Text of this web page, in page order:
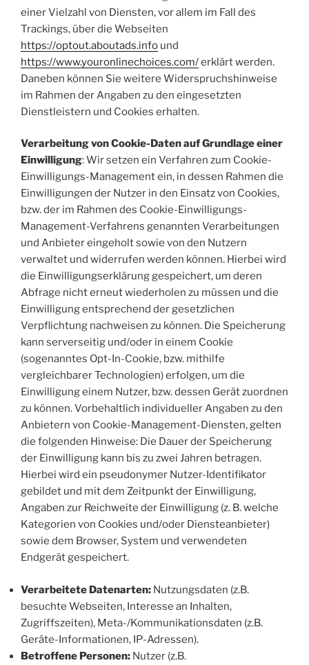
einer Vielzahl von Diensten, vor allem im Fall des
Trackings, über die Webseiten
https://optout.aboutads.info und
https://www.youronlinechoices.com/erklärt werden.
Daneben können Sie weitere Widerspruchshinweise
im Rahmen der Angaben zu den eingesetzten
Dienstleistern und Cookies erhalten.
Verarbeitung von Cookie-Daten auf Grundlage einer
Einwilligung: Wir setzen ein Verfahren zum Cookie-
Einwilligungs-Management ein, in dessen Rahmen die
Einwilligungen der Nutzer in den Einsatz von Cookies,
bzw. der im Rahmen des Cookie-Einwilligungs-
Management-Verfahrens genannten Verarbeitungen
und Anbieter eingeholt sowie von den Nutzern
verwaltet und widerrufen werden können. Hierbei wird
die Einwilligungserklärung gespeichert, um deren
Abfrage nicht erneut wiederholen zu müssen und die
Einwilligung entsprechend der gesetzlichen
Verpflichtung nachweisen zu können. Die Speicherung
kann serverseitig und/oder in einem Cookie
(sogenanntes Opt-In-Cookie, bzw. mithilfe
vergleichbarer Technologien) erfolgen, um die
Einwilligung einem Nutzer, bzw. dessen Gerät zuordnen
zu können. Vorbehaltlich individueller Angaben zu den
Anbietern von Cookie-Management-Diensten, gelten
die folgenden Hinweise: Die Dauer der Speicherung
der Einwilligung kann bis zu zwei Jahren betragen.
Hierbei wird ein pseudonymer Nutzer-Identifikator
gebildet und mit dem Zeitpunkt der Einwilligung,
Angaben zur Reichweite der Einwilligung (z. B. welche
Kategorien von Cookies und/oder Diensteanbieter)
sowie dem Browser, System und verwendeten
Endgerät gespeichert.
Verarbeitete Datenarten: Nutzungsdaten (z.B.
besuchte Webseiten, Interesse an Inhalten,
Zugriffszeiten), Meta-/Kommunikationsdaten (z.B.
Geräte-Informationen, IP-Adressen).
Betroffene Personen: Nutzer (z.B.